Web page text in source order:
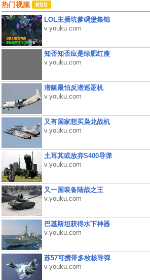
热门视频
LOL主播坑爹碉堡集锦
v.youku.com
知否知否应是绿肥红瘦
v.youku.com
潜艇最怕反潜巡逻机
v.youku.com
又有国家想买枭龙战机
v.youku.com
土耳其或放弃S400导弹
v.youku.com
又一国装备陆战之王
v.youku.com
巴基斯坦获得水下神器
v.youku.com
苏57可携带多枚核导弹
v.youku.com